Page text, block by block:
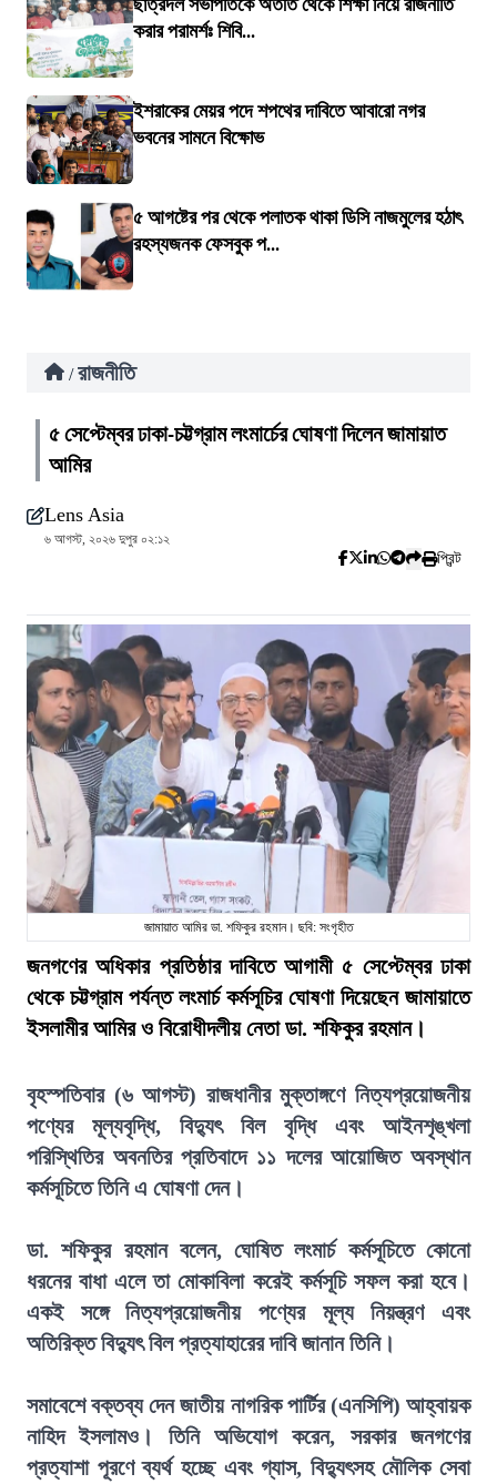
ছাত্রদল সভাপতিকে অতীত থেকে শিক্ষা নিয়ে রাজনীতি
করার পরামর্শঃ শিবি...
ইশরাকের মেয়র পদে শপথের দাবিতে আবারো নগর
ভবনের সামনে বিক্ষোভ
৫ আগষ্টের পর থেকে পলাতক থাকা ডিসি নাজমুলের হঠাৎ
রহস্যজনক ফেসবুক প...
/ রাজনীতি
৫ সেপ্টেম্বর ঢাকা-চট্টগ্রাম লংমার্চের ঘোষণা দিলেন জামায়াত
আমির
Lens Asia
৬ আগস্ট, ২০২৬ দুপুর ০২:১২
প্রিন্ট
জামায়াত আমির ডা. শফিকুর রহমান। ছবি: সংগৃহীত
জনগণের অধিকার প্রতিষ্ঠার দাবিতে আগামী ৫ সেপ্টেম্বর ঢাকা
থেকে চট্টগ্রাম পর্যন্ত লংমার্চ কর্মসূচির ঘোষণা দিয়েছেন জামায়াতে
ইসলামীর আমির ও বিরোধীদলীয় নেতা ডা. শফিকুর রহমান।
বৃহস্পতিবার (৬ আগস্ট) রাজধানীর মুক্তাঙ্গণে নিত্যপ্রয়োজনীয়
পণ্যের মূল্যবৃদ্ধি, বিদ্যুৎ বিল বৃদ্ধি এবং আইনশৃঙ্খলা
পরিস্থিতির অবনতির প্রতিবাদে ১১ দলের আয়োজিত অবস্থান
কর্মসূচিতে তিনি এ ঘোষণা দেন।
ডা. শফিকুর রহমান বলেন, ঘোষিত লংমার্চ কর্মসূচিতে কোনো
ধরনের বাধা এলে তা মোকাবিলা করেই কর্মসূচি সফল করা হবে।
একই সঙ্গে নিত্যপ্রয়োজনীয় পণ্যের মূল্য নিয়ন্ত্রণ এবং
অতিরিক্ত বিদ্যুৎ বিল প্রত্যাহারের দাবি জানান তিনি।
সমাবেশে বক্তব্য দেন জাতীয় নাগরিক পার্টির (এনসিপি) আহ্বায়ক
নাহিদ ইসলামও। তিনি অভিযোগ করেন, সরকার জনগণের
প্রত্যাশা পূরণে ব্যর্থ হচ্ছে এবং গ্যাস, বিদ্যুৎসহ মৌলিক সেবা